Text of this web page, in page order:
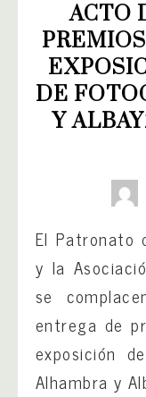
ACTO
DE
Y
El Patronato
y la
se​
entrega de
exposición
Alhambra y